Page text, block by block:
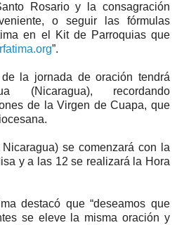
Rosario y la consagración
o seguir las fórmulas
en el Kit de Parroquias que
”.
la jornada de oración tendrá
(Nicaragua), recordando
de la Virgen de Cuapa, que
se comenzará con la
y a las 12 se realizará la Hora
destacó que “deseamos que
se eleve la misma oración y